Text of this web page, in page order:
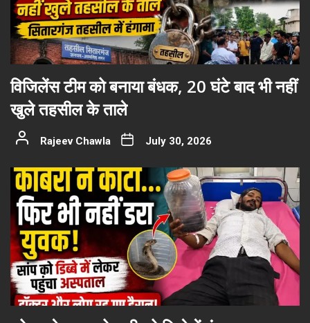
विजिलेंस टीम को बनाया बंधक, 20 घंटे बाद भी नहीं
खुले तहसील के ताले
Rajeev Chawla July 30, 2026